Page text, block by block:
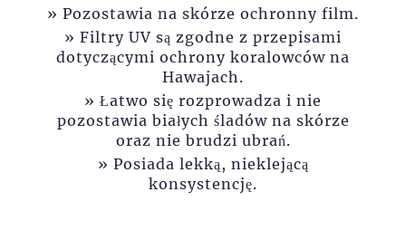
Pozostawia na skórze ochronny film.
Filtry UV są zgodne z przepisami
dotyczącymi ochrony koralowców na
Hawajach.
Łatwo się rozprowadza i nie
pozostawia białych śladów na skórze
oraz nie brudzi ubrań.
Posiada lekką, nieklejącą
konsystencję.